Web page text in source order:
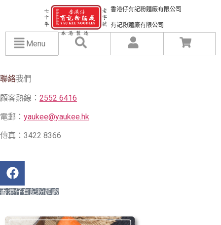
香港仔有記粉麵廠有限公司
有記粉麵廠有限公司
Menu
聯絡我們
顧客熱線： 2552 6416
電郵： yaukee@yaukee.hk
傳真：3422 8366
香港仔有記粉麵廠